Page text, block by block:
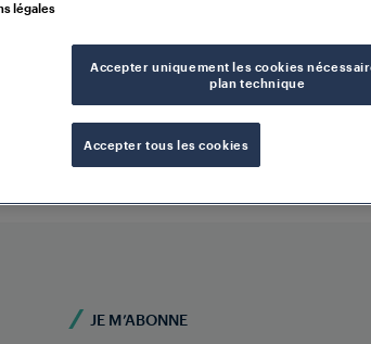
JE M’ABONNE
légales
Accepter uniquement les cookies
plan technique
Accepter tous les cookies